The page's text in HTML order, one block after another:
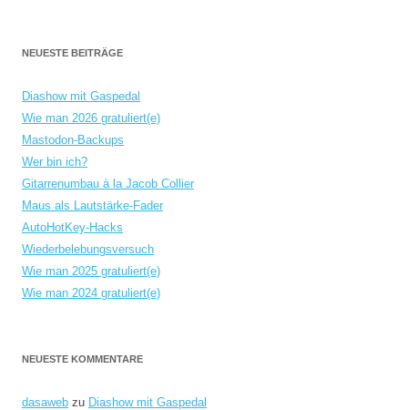
NEUESTE BEITRÄGE
Diashow mit Gaspedal
Wie man 2026 gratuliert(e)
Mastodon-Backups
Wer bin ich?
Gitarrenumbau à la Jacob Collier
Maus als Lautstärke-Fader
AutoHotKey-Hacks
Wiederbelebungsversuch
Wie man 2025 gratuliert(e)
Wie man 2024 gratuliert(e)
NEUESTE KOMMENTARE
dasaweb zu Diashow mit Gaspedal